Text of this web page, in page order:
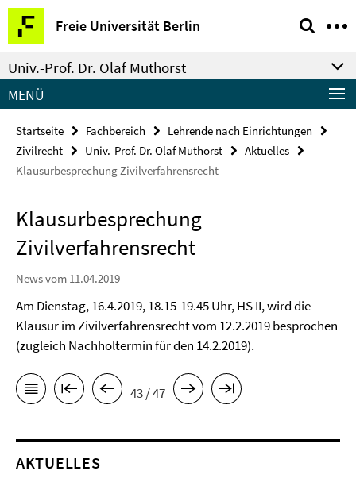
Springe
direkt
zu
Inhalt
Freie Universität Berlin
Service-
Navigation
Univ.-Prof. Dr. Olaf Muthorst
MENÜ
Startseite Fachbereich
Lehrende nach Einrichtungen
Zivilrecht
Univ.-Prof. Dr. Olaf Muthorst
Aktuelles
Klausurbesprechung Zivilverfahrensrecht
Klausurbesprechung
Zivilverfahrensrecht
News vom 11.04.2019
Am Dienstag, 16.4.2019, 18.15-19.45 Uhr, HS II, wird die
Klausur im Zivilverfahrensrecht vom 12.2.2019 besprochen
(zugleich Nachholtermin für den 14.2.2019).
43 / 47
AKTUELLES